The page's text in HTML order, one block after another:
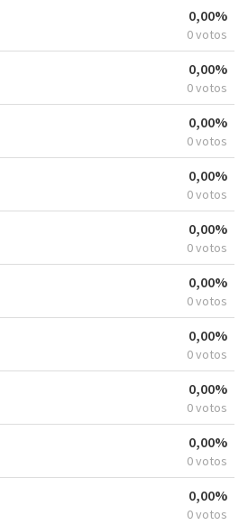
0,00%
0 votos
0,00%
0 votos
0,00%
0 votos
0,00%
0 votos
0,00%
0 votos
0,00%
0 votos
0,00%
0 votos
0,00%
0 votos
0,00%
0 votos
0,00%
0 votos